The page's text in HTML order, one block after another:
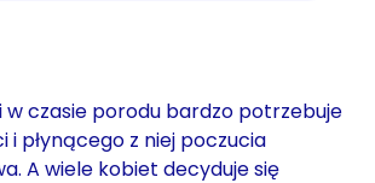
w czasie porodu bardzo potrzebuje
i płynącego z niej poczucia
A wiele kobiet decyduje się